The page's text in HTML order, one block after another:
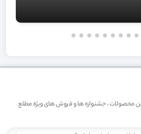
محصولات ، جشنواره ها و فروش های ویژه مطلع